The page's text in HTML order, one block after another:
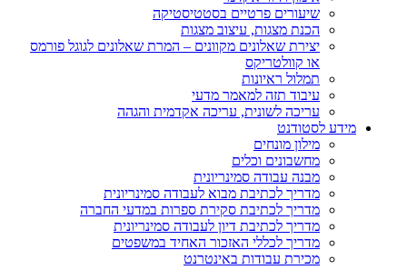
שיעורים פרטיים בסטטיסטיקה
הכנת מצגות, עיצוב מצגות
יצירת שאלונים מקוונים – המרת שאלונים לגוגל פורמס
או קוולטריקס
תמלול ראיונות
עיבוד תזה למאמר מדעי
עריכה לשונית, עריכה אקדמית והגהה
מידע לסטודנט
מילון מונחים
מחשבונים וכלים
מבנה עבודה סמינריונית
מדריך לכתיבת מבוא לעבודה סמינריונית
מדריך לכתיבת סקירת ספרות במדעי החברה
מדריך לכתיבת דיון לעבודה סמינריונית
מדריך לכללי האזכור האחיד במשפטים
מכירת עבודות באינטרנט